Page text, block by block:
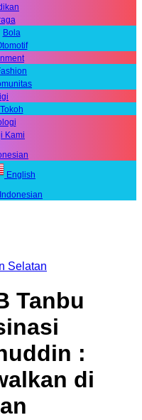
Bola
Tokoh
Kami
English
Indonesian
Selatan
Tanbu
:
di